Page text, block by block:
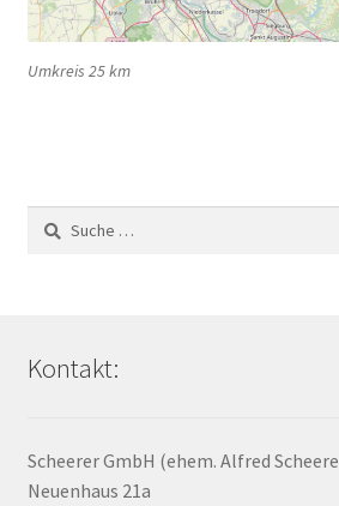
Umkreis 25 km
Suche
nach:
Kontakt:
Scheerer GmbH (ehem. Alfred
Neuenhaus 21a